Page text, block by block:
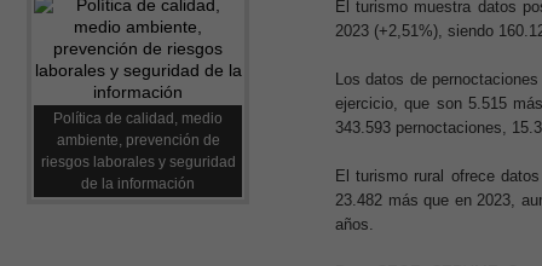
Política de calidad, medio
ambiente, prevención de
riesgos laborales y seguridad
de la información
El turismo muestra datos
2023 (+2,51%), siendo
Los datos de
ejercicio, que son 5.515
343.593 pernoctaciones,
El turismo rural ofrece
23.482 más que en 2023,
años.